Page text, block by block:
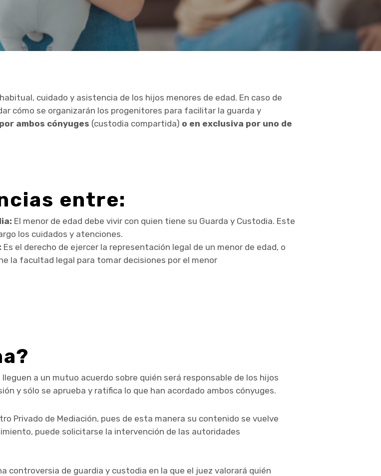
cuidado y asistencia de los hijos menores de edad. En caso de
cómo se organizarán los progenitores para facilitar la guarda y
ambos cónyuges (custodia compartida) o en exclusiva por uno de
entre:
El menor de edad debe vivir con quien tiene su Guarda y Custodia. Este
los cuidados y atenciones.
Es el derecho de ejercer la representación legal de un menor de edad, o
la facultad legal para tomar decisiones por el menor
a un mutuo acuerdo sobre quién será responsable de los hijos
y sólo se aprueba y ratifica lo que han acordado ambos cónyuges.
Privado de Mediación, pues de esta manera su contenido se vuelve
puede solicitarse la intervención de las autoridades
controversia de guardia y custodia en la que el juez valorará quién